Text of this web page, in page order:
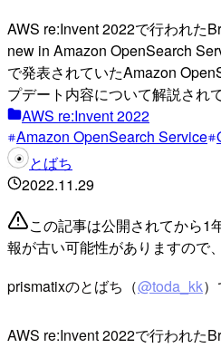
AWS re:Invent 2022で行われた
new in Amazon OpenSearch
で発表されていたAmazon
プデート内容について解説され
AWS re:Invent 2022
Amazon OpenSearch Service
とばち
2022.11.29
この記事は公開されてから1
報が古い可能性がありますので
prismatixのとばち（@toda_kk）
AWS re:Invent 2022で行われた